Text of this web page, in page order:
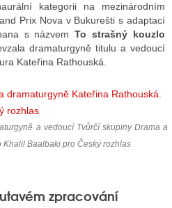
kategorii na mezinárodním
Prix Nova v Bukurešti s adaptací
s názvemTo strašný kouzlo
dramaturgyně titulu a vedoucí
Kateřina Rathouská.
a vedoucí Tvůrčí skupiny Drama a
Baalbaki pro Český rozhlas
zpracování